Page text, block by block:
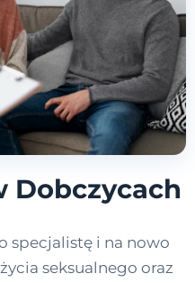
Dobczycach
specjalistę i na nowo
seksualnego oraz